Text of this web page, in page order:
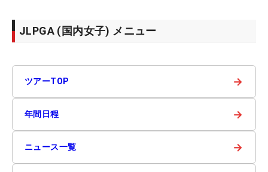
JLPGA (国内女子) メニュー
ツアーTOP →
年間日程 →
ニュース一覧 →